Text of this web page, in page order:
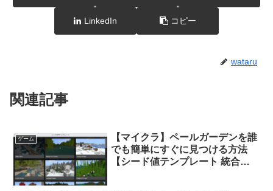
LinkedIn コピー
wataru
関連記事
ゲーム
【マイクラ】ペールガーデンを誰
でも簡単にすぐに見つける方法
【シード値テンプレート 統合版